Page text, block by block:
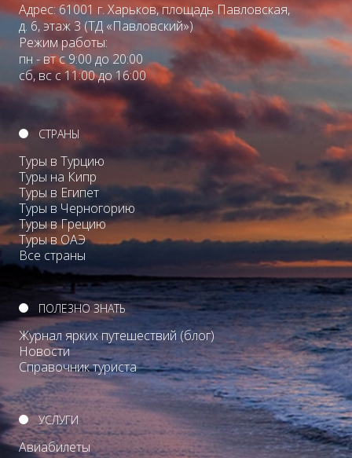
Адрес: 61001 г. Харьков, площадь Павловская,
д. 6, этаж 3 (ТД «Павловский»)
Режим работы:
пн - вт с 9:00 до 20:00
сб, вс с 11:00 до 16:00
СТРАНЫ
Туры в Турцию
Туры на Кипр
Туры в Египет
Туры в Черногорию
Туры в Грецию
Туры в ОАЭ
Все страны
ПОЛЕЗНО ЗНАТЬ
Журнал ярких путешествий (блог)
Новости
Справочник туриста
УСЛУГИ
Авиабилеты